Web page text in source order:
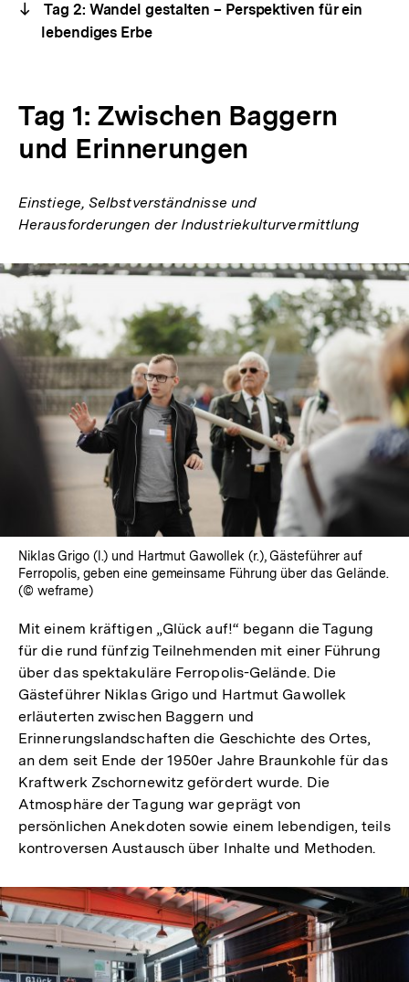
Tag 2: Wandel gestalten – Perspektiven für ein
lebendiges Erbe
Tag 1: Zwischen Baggern
und Erinnerungen
Einstiege, Selbstverständnisse und
Herausforderungen der Industriekulturvermittlung
In
Lightbox
öffnen
Niklas Grigo (l.) und Hartmut Gawollek (r.), Gästeführer auf
Ferropolis, geben eine gemeinsame Führung über das Gelände.
(© weframe)
Mit einem kräftigen „Glück auf!“ begann die Tagung
für die rund fünfzig Teilnehmenden mit einer Führung
über das spektakuläre Ferropolis-Gelände. Die
Gästeführer Niklas Grigo und Hartmut Gawollek
erläuterten zwischen Baggern und
Erinnerungslandschaften die Geschichte des Ortes,
an dem seit Ende der 1950er Jahre Braunkohle für das
Kraftwerk Zschornewitz gefördert wurde. Die
Atmosphäre der Tagung war geprägt von
persönlichen Anekdoten sowie einem lebendigen, teils
kontroversen Austausch über Inhalte und Methoden.